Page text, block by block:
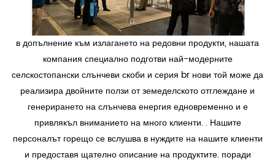
в допълнение към излагането на редовни продукти, нашата
компания специално подготви най-модерните
селскостопански слънчеви скоби и серия br нови той може да
реализира двойните ползи от земеделското отглеждане и
генерирането на слънчева енергия едновременно и е
привлякъл вниманието на много клиенти. . Нашите
персоналът горещо се вслушва в нуждите на нашите клиенти
и предоставя щателно описание на продуктите. поради